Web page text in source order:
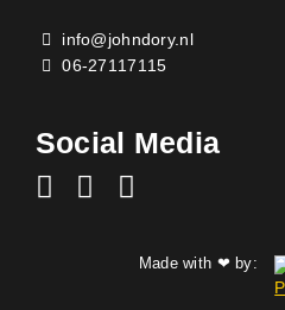
info@johndory.nl
06-27117115
Social Media
Made with ❤ by: